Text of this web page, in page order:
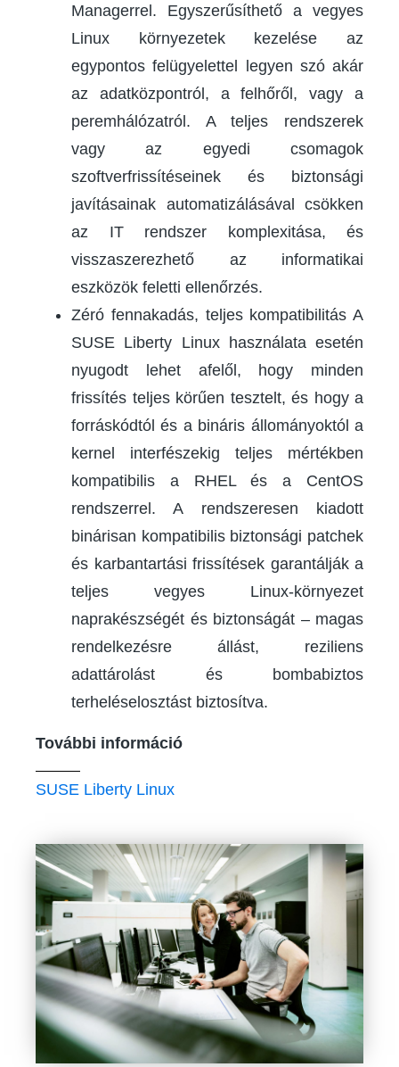
Managerrel. Egyszerűsíthető a vegyes
Linux környezetek kezelése az
egypontos felügyelettel legyen szó akár
az adatközpontról, a felhőről, vagy a
peremhálózatról. A teljes rendszerek
vagy az egyedi csomagok
szoftverfrissítéseinek és biztonsági
javításainak automatizálásával csökken
az IT rendszer komplexitása, és
visszaszerezhető az informatikai
eszközök feletti ellenőrzés.
Zéró fennakadás, teljes kompatibilitás A
SUSE Liberty Linux használata esetén
nyugodt lehet afelől, hogy minden
frissítés teljes körűen tesztelt, és hogy a
forráskódtól és a bináris állományoktól a
kernel interfészekig teljes mértékben
kompatibilis a RHEL és a CentOS
rendszerrel. A rendszeresen kiadott
binárisan kompatibilis biztonsági patchek
és karbantartási frissítések garantálják a
teljes vegyes Linux-környezet
naprakészségét és biztonságát – magas
rendelkezésre állást, reziliens
adattárolást és bombabiztos
terheléselosztást biztosítva.
További információ
SUSE Liberty Linux